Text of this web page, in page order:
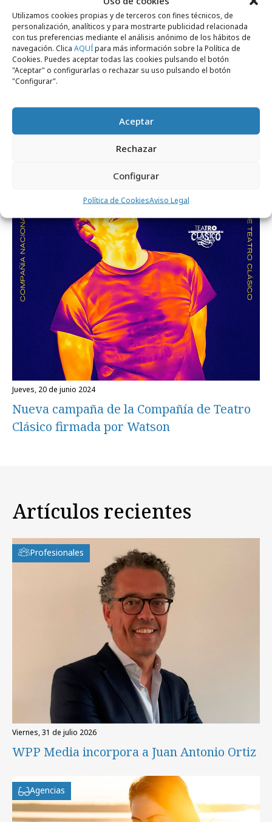
Utilizamos cookies propias y de terceros con fines técnicos, de
personalización, analíticos y para mostrarte publicidad relacionada
con tus preferencias mediante el análisis anónimo de los hábitos de
navegación. Clica AQUÍpara más información sobre la Política de
Cookies. Puedes aceptar todas las cookies pulsando el botón
"Aceptar" o configurarlas o rechazar su uso pulsando el botón
"Configurar".
Aceptar
Rechazar
Configurar
Política de CookiesAviso Legal
Campofrío estrena su nueva campaña
jueves, 20 de junio 2024
Nueva campaña de la Compañía de Teatro
Clásico firmada por Watson
Artículos recientes
Profesionales
viernes, 31 de julio 2026
WPP Media incorpora a Juan Antonio Ortiz
Agencias